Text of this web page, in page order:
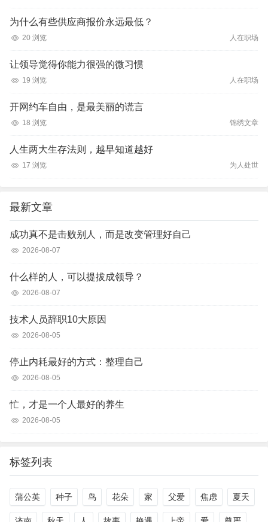
为什么有些供应商报价永远最低？
20 浏览 人在职场
让领导觉得你能力很强的微习惯
19 浏览 人在职场
开网约车自由，是最美丽的谎言
18 浏览 锦绣文章
人生两大生存法则，越早知道越好
17 浏览 为人处世
最新文章
成功真不是击败别人，而是改变管理好自己
2026-08-07
什么样的人，可以提拔成领导？
2026-08-07
技术人员辞职10大原因
2026-08-05
停止内耗最好的方式：整理自己
2026-08-05
忙，才是一个人最好的养生
2026-08-05
标签列表
蒲公英 种子 鸟 花朵 家 父爱 焦虑 夏天